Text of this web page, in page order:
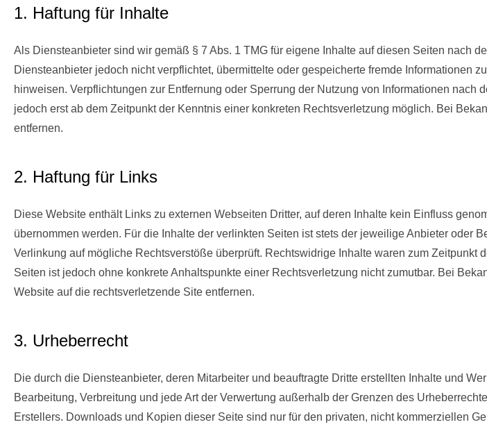
1. Haftung für Inhalte
Als Diensteanbieter sind wir gemäß § 7 Abs. 1 TMG für eigene Inhalte auf diesen Seiten nach
Diensteanbieter jedoch nicht verpflichtet, übermittelte oder gespeicherte fremde Informationen
hinweisen. Verpflichtungen zur Entfernung oder Sperrung der Nutzung von Informationen
jedoch erst ab dem Zeitpunkt der Kenntnis einer konkreten Rechtsverletzung möglich. Bei
entfernen.
2. Haftung für Links
Diese Website enthält Links zu externen Webseiten Dritter, auf deren Inhalte kein Einfluss
übernommen werden. Für die Inhalte der verlinkten Seiten ist stets der jeweilige Anbieter oder
Verlinkung auf mögliche Rechtsverstöße überprüft. Rechtswidrige Inhalte waren zum
Seiten ist jedoch ohne konkrete Anhaltspunkte einer Rechtsverletzung nicht zumutbar. Bei
Website auf die rechtsverletzende Site entfernen.
3. Urheberrecht
Die durch die Diensteanbieter, deren Mitarbeiter und beauftragte Dritte erstellten Inhalte und
Bearbeitung, Verbreitung und jede Art der Verwertung außerhalb der Grenzen des
Erstellers. Downloads und Kopien dieser Seite sind nur für den privaten, nicht kommerziellen